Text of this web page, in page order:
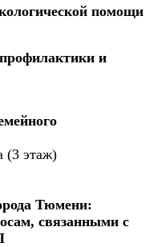
помощи
и
(3 этаж)
Тюмени:
связанными с